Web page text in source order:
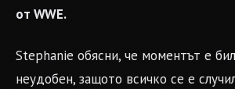
от WWE.
Stephanie обясни, че моментът е
неудобен, защото всичко се е